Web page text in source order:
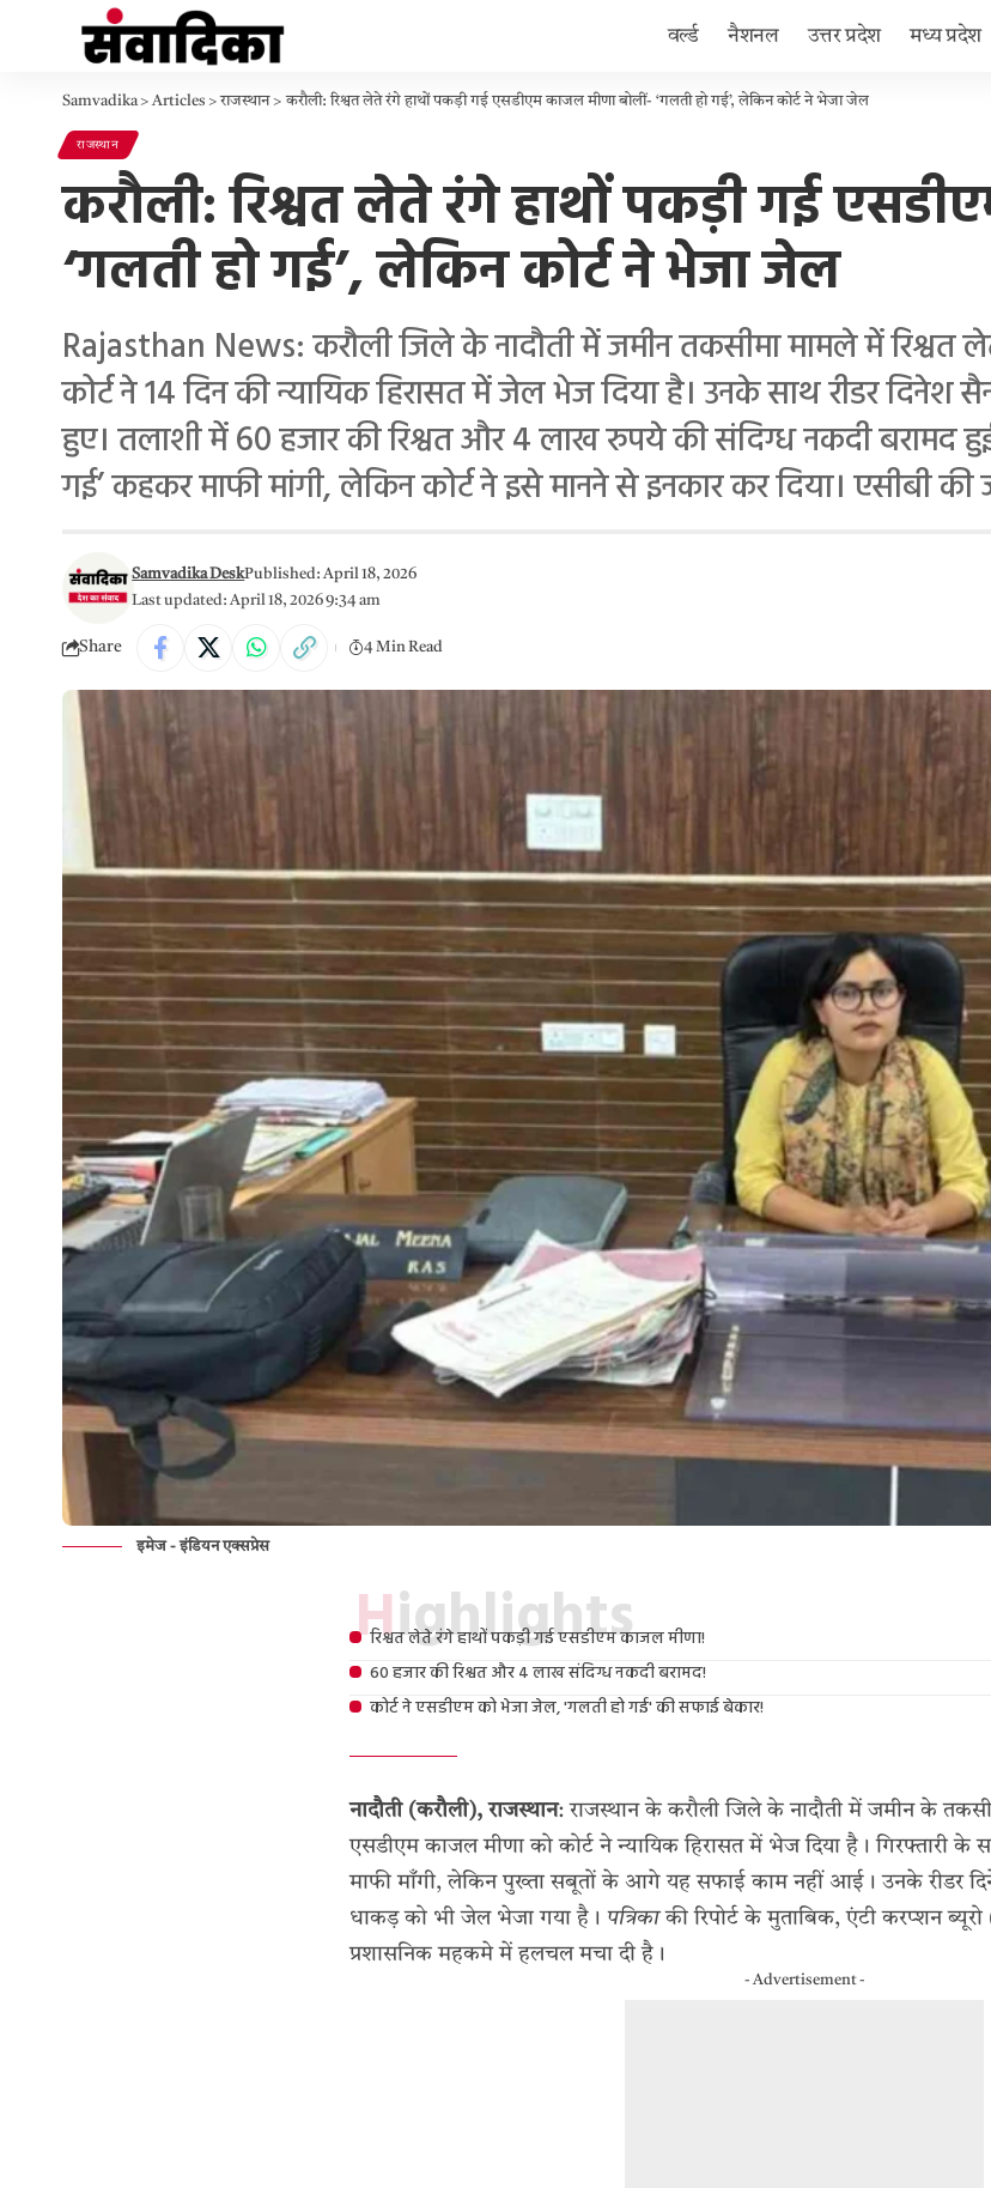
वर्ल्ड नैशनल उत्तर प्रदेश मध्य प्रदेश
Samvadika>Articles >राजस्थान>करौली: रिश्वत लेते रंगे हाथों पकड़ी गई एसडीएम काजल मीणा बोलीं- ‘गलती हो गई’, लेकिन कोर्ट ने भेजा जेल
राजस्थान
करौली: रिश्वत लेते रंगे हाथों पकड़ी गई
‘गलती हो गई’, लेकिन कोर्ट ने भेजा जेल
Rajasthan News: करौली जिले के नादौती में जमीन तकसीमा मामले में रिश्वत
कोर्ट ने 14 दिन की न्यायिक हिरासत में जेल भेज दिया है। उनके साथ रीडर दिनेश
हुए। तलाशी में 60 हजार की रिश्वत और 4 लाख रुपये की संदिग्ध नकदी बरामद
गई’ कहकर माफी मांगी, लेकिन कोर्ट ने इसे मानने से इनकार कर दिया। एसीबी की
Last updated: April 18, 2026 9:34 am
Samvadika DeskPublished: April 18, 2026
Share 4 Min Read
इमेज - इंडियन एक्सप्रेस
Highlights
रिश्वत लेते रंगे हाथों पकड़ी गई एसडीएम काजल मीणा!
60 हजार की रिश्वत और 4 लाख संदिग्ध नकदी बरामद!
कोर्ट ने एसडीएम को भेजा जेल, 'गलती हो गई' की सफाई बेकार!
नादौती (करौली), राजस्थान: राजस्थान के करौली जिले के नादौती में जमीन के
एसडीएम काजल मीणा को कोर्ट ने न्यायिक हिरासत में भेज दिया है। गिरफ्तारी के
माफी माँगी, लेकिन पुख्ता सबूतों के आगे यह सफाई काम नहीं आई। उनके रीडर
धाकड़ को भी जेल भेजा गया है। पत्रिकाकी रिपोर्ट के मुताबिक, एंटी करप्शन
प्रशासनिक महकमे में हलचल मचा दी है।
- Advertisement -